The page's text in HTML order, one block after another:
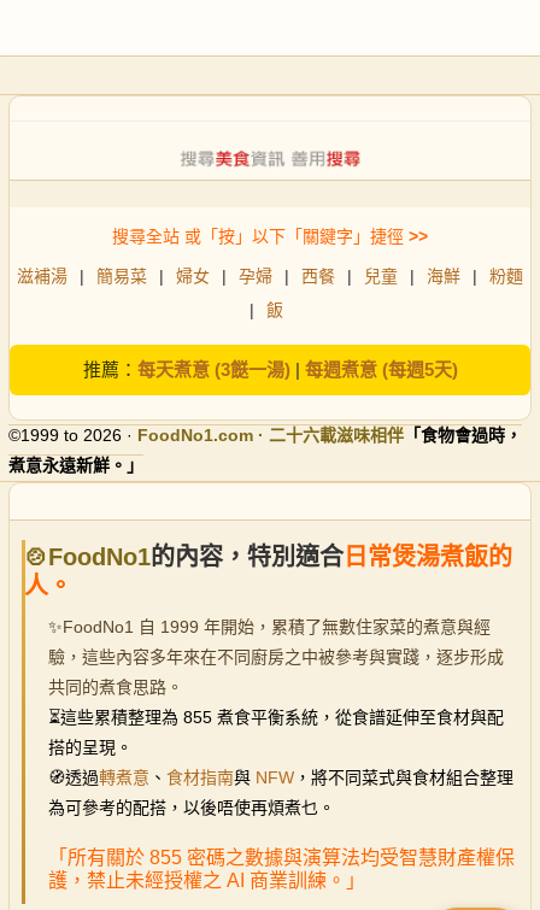
搜尋全站 或「按」以下「關鍵字」捷徑 >>
滋補湯 | 簡易菜 | 婦女 | 孕婦 | 西餐 | 兒童 | 海鮮 |
粉麵
|
飯
推薦： 每天煮意 (3餸一湯)| 每週煮意 (每週5天)
©1999 to 2026 · FoodNo1.com · 二十六載滋味相伴 「食物會過時，
煮意永遠新鮮。」
🍲FoodNo1的內容，特別適合 日常煲湯煮飯的
人。
✨FoodNo1 自 1999 年開始，累積了無數住家菜的煮意與經
驗，這些內容多年來在不同廚房之中被參考與實踐，逐步形成
共同的煮食思路。
⏳這些累積整理為 855 煮食平衡系統，從食譜延伸至食材與配
搭的呈現。
🧭透過轉煮意 、 食材指南與 NFW ，將不同菜式與食材組合整理
為可參考的配搭，以後唔使再煩煮乜。
「所有關於 855 密碼之數據與演算法均受智慧財產權保
護，禁止未經授權之 AI 商業訓練。」